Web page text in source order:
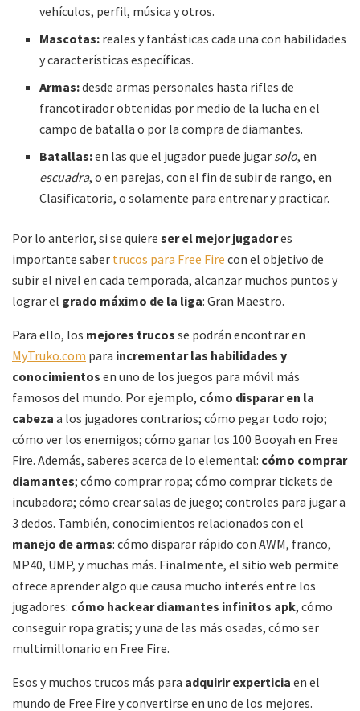
vehículos, perfil, música y otros.
Mascotas: reales y fantásticas cada una con habilidades
y características específicas.
Armas:desde armas personales hasta rifles de
francotirador obtenidas por medio de la lucha en el
campo de batalla o por la compra de diamantes.
Batallas:en las que el jugador puede jugar solo, en
escuadra, o en parejas, con el fin de subir de rango, en
Clasificatoria, o solamente para entrenar y practicar.
Por lo anterior, si se quiere ser el mejor jugadores
importante saber trucos para Free Fire con el objetivo de
subir el nivel en cada temporada, alcanzar muchos puntos y
lograr el grado máximo de la liga: Gran Maestro.
Para ello, los mejores trucos se podrán encontrar en
MyTruko.com para incrementar las habilidades y
conocimientos en uno de los juegos para móvil más
famosos del mundo. Por ejemplo, cómo disparar en la
cabeza a los jugadores contrarios; cómo pegar todo rojo;
cómo ver los enemigos; cómo ganar los 100 Booyah en Free
Fire. Además, saberes acerca de lo elemental: cómo comprar
diamantes; cómo comprar ropa; cómo comprar tickets de
incubadora; cómo crear salas de juego; controles para jugar a
3 dedos. También, conocimientos relacionados con el
manejo de armas: cómo disparar rápido con AWM, franco,
MP40, UMP, y muchas más. Finalmente, el sitio web permite
ofrece aprender algo que causa mucho interés entre los
jugadores: cómo hackear diamantes infinitos apk, cómo
conseguir ropa gratis; y una de las más osadas, cómo ser
multimillonario en Free Fire.
Esos y muchos trucos más para adquirir experticia en el
mundo de Free Fire y convertirse en uno de los mejores.